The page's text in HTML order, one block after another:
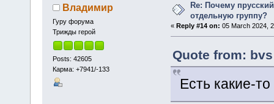
Владимир
Гуру форума
Трижды герой
Posts: 42605
Карма: +7941/-133
Re: Почему
отдельную группу?
« Reply #14 on: 05 March 2024,
Quote from:
Есть какие-